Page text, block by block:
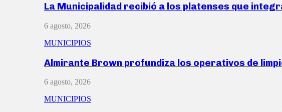
La Municipalidad recibió a los platenses que
6 agosto, 2026
MUNICIPIOS
Almirante Brown profundiza los operativos de
6 agosto, 2026
MUNICIPIOS